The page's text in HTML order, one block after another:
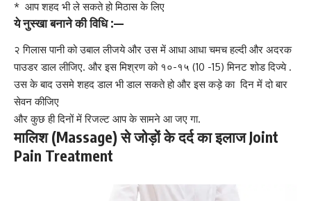
* आप शहद भी ले सकते हो मिठास के लिए
ये नुस्खा बनाने की विधि :—
२ गिलास पानी को उबाल लीजये और उस में आधा आधा चमच हल्दी और अदरक
पाउडर डाल लीजिए. और इस मिश्रण को १०-१५ (10 -15) मिनट शोड दिज्ये .
उस के बाद उसमे शहद डाल भी डाल सकते हो और इस कड़े का दिन में दो बार
सेवन कीजिए
और कुछ ही दिनों में रिजल्ट आप के सामने आ जए गा.
मालिश (Massage) से जोड़ों के दर्द का इलाज Joint
Pain Treatment